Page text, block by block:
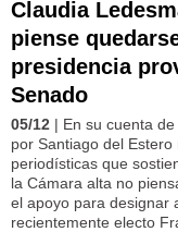
Claudia
piense
presidencia
Senado
05/12 | En su cuenta
por Santiago del
periodísticas que
la Cámara alta no
el apoyo para designar
recientemente electo